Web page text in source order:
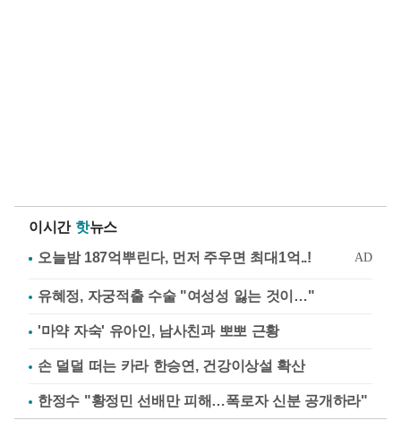
이시간 핫뉴스
유혜정, 자궁적출 수술 "여성성 잃는 것이…"
'마약 자숙' 유아인, 남사친과 뽀뽀 근황
손 덜덜 떠는 카라 한승연, 건강이상설 확산
한정수 "황정민 선배만 피해…폭로자 신분 공개하라"